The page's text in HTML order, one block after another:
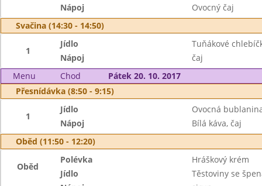
Nápoj
Ovocný čaj
Svačina (14:30 - 14:50)
1
Jídlo
Tuňákové
Nápoj
čaj
Menu
Chod
Pátek 20. 10. 2017
Přesnídávka (8:50 - 9:15)
1
Jídlo
Ovocná
Nápoj
Bílá káva, čaj
Oběd (11:50 - 12:20)
Oběd
Polévka
Hráškový krém
Jídlo
Těstoviny se